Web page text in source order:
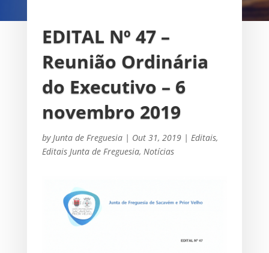
EDITAL Nº 47 –
Reunião Ordinária
do Executivo – 6
novembro 2019
by Junta de Freguesia| Out 31, 2019| Editais,
Editais Junta de Freguesia, Notícias